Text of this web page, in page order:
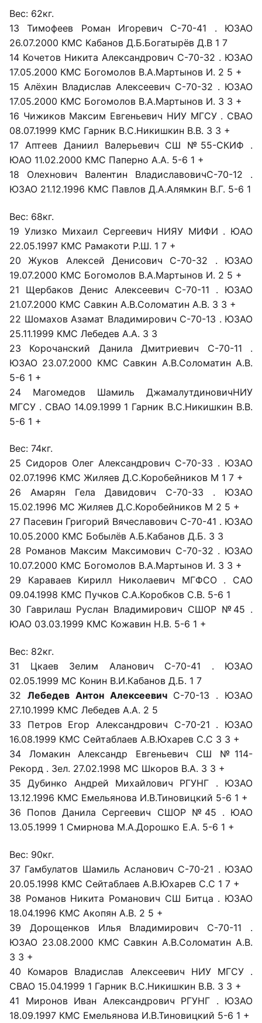
Вес: 62кг.
13 Тимофеев Роман Игоревич С-70-41 . ЮЗАО
26.07.2000 КМС Кабанов Д.Б.Богатырёв Д.В 1 7
14 Кочетов Никита Александрович С-70-32 . ЮЗАО
17.05.2000 КМС Богомолов В.А.Мартынов И. 2 5 +
15 Алёхин Владислав Алексеевич С-70-32 . ЮЗАО
17.05.2000 КМС Богомолов В.А.Мартынов И. 3 3 +
16 Чижиков Максим Евгеньевич НИУ МГСУ . СВАО
08.07.1999 КМС Гарник В.С.Никишкин В.В. 3 3 +
17 Аптеев Даниил Валерьевич СШ №55-СКИФ .
ЮАО 11.02.2000 КМС Паперно А.А. 5-6 1 +
18 Олехнович Валентин ВладиславовичС-70-12 .
ЮЗАО 21.12.1996 КМС Павлов Д.А.Алямкин В.Г. 5-6 1
Вес: 68кг.
19 Улизко Михаил Сергеевич НИЯУ МИФИ . ЮАО
22.05.1997 КМС Рамакоти Р.Ш. 1 7 +
20 Жуков Алексей Денисович С-70-32 . ЮЗАО
19.07.2000 КМС Богомолов В.А.Мартынов И. 2 5 +
21 Щербаков Денис Алексеевич С-70-11 . ЮЗАО
21.07.2000 КМС Савкин А.В.Соломатин А.В. 3 3 +
22 Шомахов Азамат Владимирович С-70-13 . ЮЗАО
25.11.1999 КМС Лебедев А.А. 3 3
23 Корочанский Данила Дмитриевич С-70-11 .
ЮЗАО 23.07.2000 КМС Савкин А.В.Соломатин А.В.
5-6 1 +
24 Магомедов Шамиль ДжамалутдиновичНИУ
МГСУ . СВАО 14.09.1999 1 Гарник В.С.Никишкин В.В.
5-6 1 +
Вес: 74кг.
25 Сидоров Олег Александрович С-70-33 . ЮЗАО
02.07.1996 КМС Жиляев Д.С.Коробейников М 1 7 +
26 Амарян Гела Давидович С-70-33 . ЮЗАО
15.02.1996 МС Жиляев Д.С.Коробейников М 2 5 +
27 Пасевин Григорий Вячеславович С-70-41 . ЮЗАО
10.05.2000 КМС Бобылёв А.Б.Кабанов Д.Б. 3 3
28 Романов Максим Максимович С-70-32 . ЮЗАО
10.07.2000 КМС Богомолов В.А.Мартынов И. 3 3 +
29 Караваев Кирилл Николаевич МГФСО . САО
09.04.1998 КМС Пучков С.А.Коробков С.В. 5-6 1
30 Гаврилаш Руслан Владимирович СШОР №45 .
ЮАО 03.03.1999 КМС Кожавин Н.В. 5-6 1 +
Вес: 82кг.
31 Цкаев Зелим Аланович С-70-41 . ЮЗАО
02.05.1999 МС Конин В.И.Кабанов Д.Б. 1 7
32 Лебедев Антон АлексеевичС-70-13 . ЮЗАО
27.10.1999 КМС Лебедев А.А. 2 5
33 Петров Егор Александрович С-70-21 . ЮЗАО
16.08.1999 КМС Сейтаблаев А.В.Юхарев С.С 3 3 +
34 Ломакин Александр Евгеньевич СШ №114-
Рекорд . Зел. 27.02.1998 МС Шкоров В.А. 3 3 +
35 Дубинко Андрей Михайлович РГУНГ . ЮЗАО
13.12.1996 КМС Емельянова И.В.Тиновицкий 5-6 1 +
36 Попов Данила Сергеевич СШОР №45 . ЮАО
13.05.1999 1 Смирнова М.А.Дорошко Е.А. 5-6 1 +
Вес: 90кг.
37 Гамбулатов Шамиль Асланович С-70-21 . ЮЗАО
20.05.1998 КМС Сейтаблаев А.В.Юхарев С.С 1 7 +
38 Романов Никита Романович СШ Битца . ЮЗАО
18.04.1996 КМС Акопян А.В. 2 5 +
39 Дорощенков Илья Владимирович С-70-11 .
ЮЗАО 23.08.2000 КМС Савкин А.В.Соломатин А.В.
3 3 +
40 Комаров Владислав Алексеевич НИУ МГСУ .
СВАО 15.04.1999 1 Гарник В.С.Никишкин В.В. 3 3 +
41 Миронов Иван Александрович РГУНГ . ЮЗАО
18.09.1997 КМС Емельянова И.В.Тиновицкий 5-6 1 +